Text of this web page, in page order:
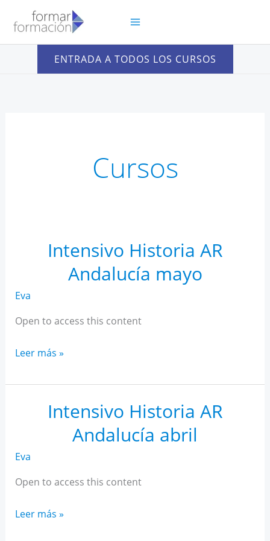
contenido
ENTRADA A TODOS LOS CURSOS
Cursos
Intensivo Historia AR
Andalucía mayo
Eva
Open to access this content
Intensivo
AR
Andalucía
Leer más »
Intensivo Historia AR
Andalucía abril
Eva
Open to access this content
Intensivo
Leer más »